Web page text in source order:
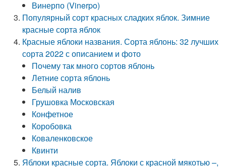
Винерпо (Vinerpo)
Популярный сорт красных сладких яблок. Зимние
красные сорта яблок
Красные яблоки названия. Сорта яблонь: 32 лучших
сорта 2022 с описанием и фото
Почему так много сортов яблонь
Летние сорта яблонь
Белый налив
Грушовка Московская
Конфетное
Коробовка
Коваленковское
Квинти
Яблоки красные сорта. Яблоки с красной мякотью –,